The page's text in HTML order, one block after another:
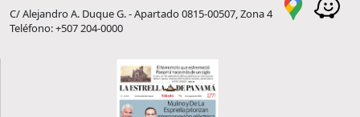
C/ Alejandro A. Duque G. - Apartado 0815-00507, Zona 4
Teléfono: +507 204-0000